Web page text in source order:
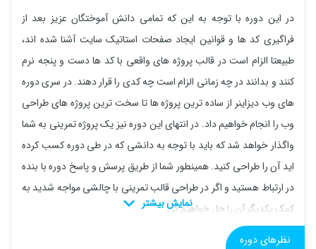
در این دوره با توجه به این که تمامی دانش آموختگان عزیز بعد از
فراگیری کد ها و قوانین ایجاد صفحات استاتیک سایت آشنا شده اند،
طبیعتا الزام است در قالب پروژه های واقعی با کد ها دست و پنجه نرم
کنند و بدانند در چه زمانی الزام است چه کدی را قرار دهند. در سری دوره
های وب دیزاینر از ساده ترین پروژه ها تا سخت ترین پروژه های طراحی
وب را انجام خواهیم داد. در انتهای این دوره نیز یک پروژه تمرینی به شما
واگذار خواهد شد که باید با توجه به دانشی که در طی دوره کسب کرده
اید آن را طراحی کنید. همینطور شما از طریق پرسش و پاسخ دوره با بنده
در ارتباط هستید و اگر در طراحی قالب تمرینی با چالشی مواجه شدید به
کمک یکدیگر آن را حل خواهیم کرد.
نظرهای دوره